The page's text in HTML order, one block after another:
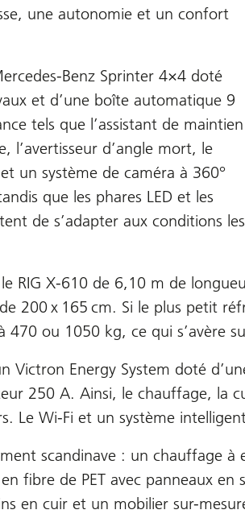
une autonomie et un confort
Benz Sprinter 4×4 doté
et d’une boîte automatique 9
tels que l’assistant de maintien
l’avertisseur d’angle mort, le
un système de caméra à 360°
que les phares LED et les
de s’adapter aux conditions les
RIG X-610 de 6,10 m de
200 x 165 cm. Si le plus petit
470 ou 1050 kg, ce qui s’avère
Victron Energy System doté
250 A. Ainsi, le chauffage, la
Le Wi-Fi et un système
scandinave : un chauffage
fibre de PET avec panneaux
en cuir et un mobilier sur-